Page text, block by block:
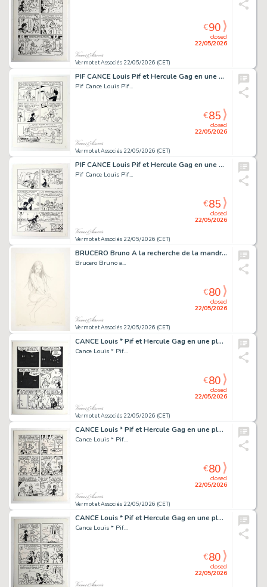
Vermot et Associés 22/05/2026 (CET)
closed
22/05/2026
€90
PIF CANCE Louis Pif et Hercule Gag en une planche (7) Planche...
Pif Cance Louis Pif...
Vermot et Associés 22/05/2026 (CET)
closed
22/05/2026
€85
PIF CANCE Louis Pif et Hercule Gag en une planche (8) Planche...
Pif Cance Louis Pif...
Vermot et Associés 22/05/2026 (CET)
closed
22/05/2026
€85
BRUCERO Bruno A la recherche de la mandragore Dessin...
Brucero Bruno a...
Vermot et Associés 22/05/2026 (CET)
closed
22/05/2026
€80
CANCE Louis * Pif et Hercule Gag en une planche Planche...
Cance Louis * Pif...
Vermot et Associés 22/05/2026 (CET)
closed
22/05/2026
€80
CANCE Louis * Pif et Hercule Gag en une planche Planche...
Cance Louis * Pif...
Vermot et Associés 22/05/2026 (CET)
closed
22/05/2026
€80
CANCE Louis * Pif et Hercule Gag en une planche Planche...
Cance Louis * Pif...
closed
22/05/2026
€80